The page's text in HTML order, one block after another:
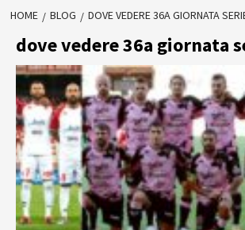
HOME BLOG DOVE VEDERE 36A GIORNATA
dove vedere 36a giornata